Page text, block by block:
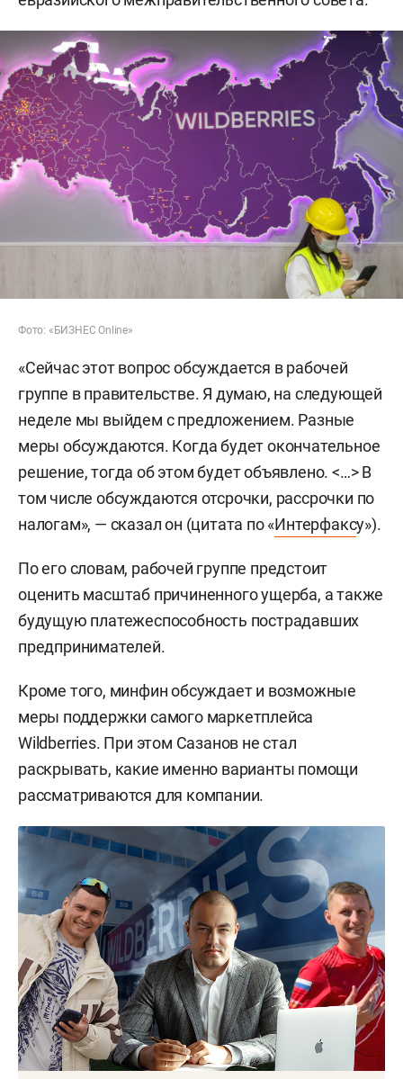
Фото: «БИЗНЕС Online»
«Сейчас этот вопрос обсуждается в рабочей
группе в правительстве. Я думаю, на следующей
неделе мы выйдем с предложением. Разные
меры обсуждаются. Когда будет окончательное
решение, тогда об этом будет объявлено. <…> В
том числе обсуждаются отсрочки, рассрочки по
налогам», — сказал он (цитата по «Интерфаксу»).
По его словам, рабочей группе предстоит
оценить масштаб причиненного ущерба, а также
будущую платежеспособность пострадавших
предпринимателей.
Кроме того, минфин обсуждает и возможные
меры поддержки самого маркетплейса
Wildberries. При этом Сазанов не стал
раскрывать, какие именно варианты помощи
рассматриваются для компании.